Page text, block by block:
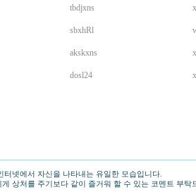
tbdjxns
sbxhRl
akskxns
dosl24
터넷에서 자신을 나타내는 유일한 모습입니다.
게 상처를 주기보다 같이 즐거워 할 수 있는 코멘트 부탁